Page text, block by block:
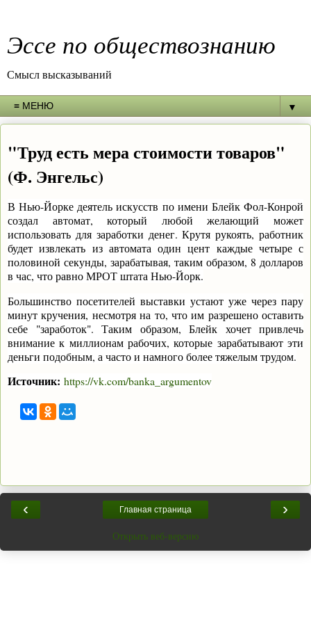
Эссе по обществознанию
Смысл высказываний
▼
"Труд есть мера стоимости товаров"
(Ф. Энгельс)
В Нью-Йорке деятель искусств по имени Блейк Фол-Конрой
создал автомат, который любой желающий может
использовать для заработки денег. Крутя рукоять, работник
будет извлекать из автомата один цент каждые четыре с
половиной секунды, зарабатывая, таким образом, 8 долларов
в час, что равно МРОТ штата Нью-Йорк.
Большинство посетителей выставки устают уже через пару
минут кручения, несмотря на то, что им разрешено оставить
себе "заработок". Таким образом, Блейк хочет привлечь
внимание к миллионам рабочих, которые зарабатывают эти
деньги подобным, а часто и намного более тяжелым трудом.
Источник: https://vk.com/banka_argumentov
‹ ›
Главная страница
Открыть веб-версию